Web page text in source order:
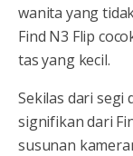
wanita yang
Find N3 Flip
tas yang kecil.
Sekilas dari segi
signifikan dari
susunan